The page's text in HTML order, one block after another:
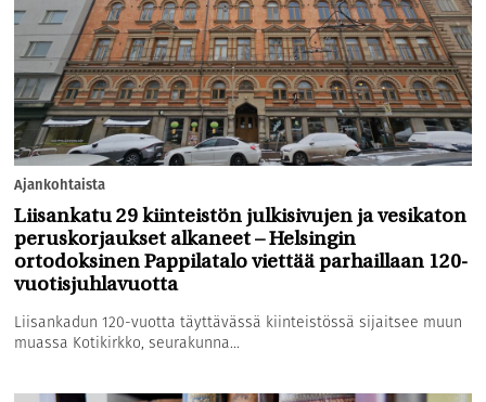
Ajankohtaista
Liisankatu 29 kiinteistön julkisivujen ja vesikaton
peruskorjaukset alkaneet – Helsingin
ortodoksinen Pappilatalo viettää parhaillaan 120-
vuotisjuhlavuotta
Liisankadun 120-vuotta täyttävässä kiinteistössä sijaitsee muun
muassa Kotikirkko, seurakunna...